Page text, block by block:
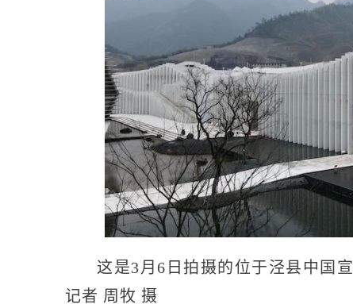
这是3月6日拍摄的位于泾县中国
记者 周牧 摄